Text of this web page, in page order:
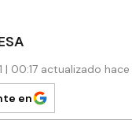
| 00:17 actualizado
en